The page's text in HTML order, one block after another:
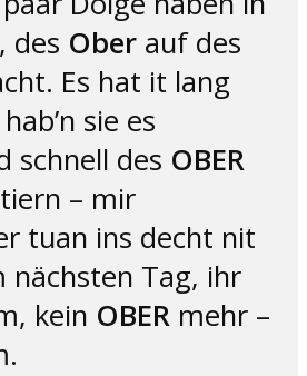
des Ober auf des
Es hat it lang
sie es
schnell des OBER
– mir
tuan ins decht nit
nächsten Tag, ihr
kein OBER mehr –